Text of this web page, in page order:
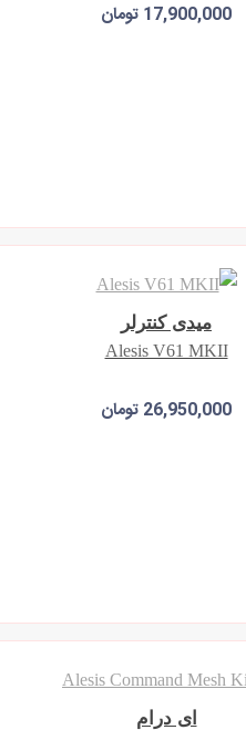
17,900,000 تومان
میدی کنترلر
Alesis V61 MKII
26,950,000 تومان
ای درام